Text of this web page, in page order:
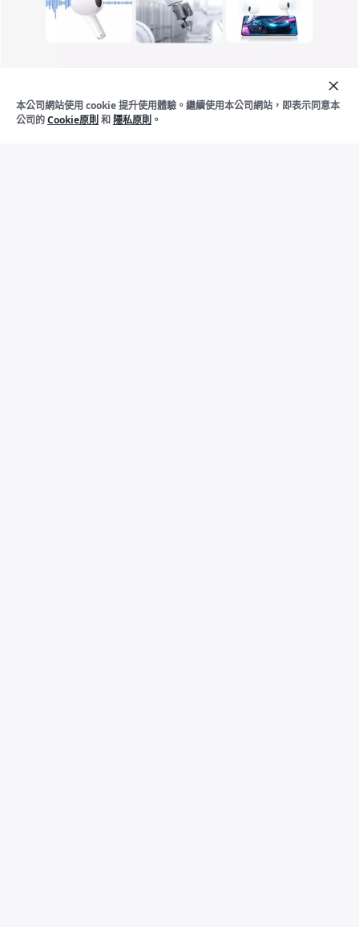
加入購物車 立即購買
本公司網站使用 cookie 提升使用體驗。繼續使用本公司網站，即表示同意本
公司的Cookie原則 和 隱私原則 。